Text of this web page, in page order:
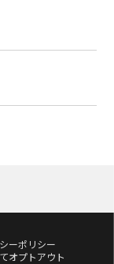
ーポリシー
オプトアウト